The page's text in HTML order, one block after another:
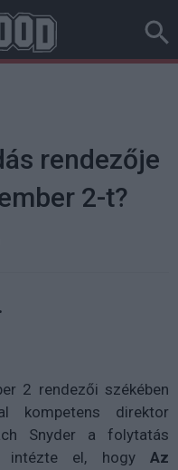
rendezője
2-t?
2 rendezői székében
kompetens direktor
Snyder a folytatás
intézte el, hogy Az